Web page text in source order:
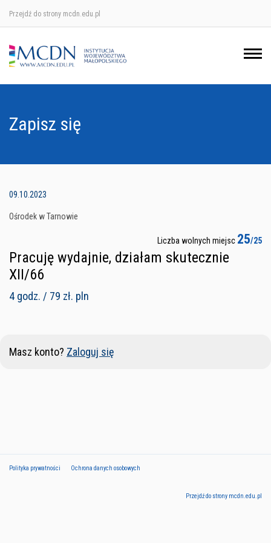
Przejdź do strony mcdn.edu.pl
Zapisz się
09.10.2023
Ośrodek w Tarnowie
Liczba wolnych miejsc 25/25
Pracuję wydajnie, działam skutecznie
XII/66
4 godz. / 79 zł. pln
Masz konto? Zaloguj się
Polityka prywatności Ochrona danych osobowych
Przejdź do strony mcdn.edu.pl
Ośrodek w Krakowie
Ośrodek w Nowym Sączu
Ośrodek w Tarnowie